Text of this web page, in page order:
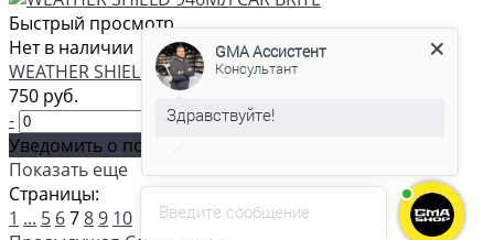
Быстрый просмотр
Нет в наличии
WEATHER SHIELD 946МЛ CAR BRITE
750 руб.
-
+
Уведомить о поступлении
Показать еще
Страницы:
1 ... 5 6789 10
Введите сообщение
GMA Ассистент
Консультант
С удовольствием помогу вам в